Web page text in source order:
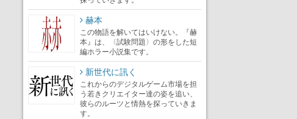
赫本
この物語を解いてはいけない。『赫
本』は、〈試験問題〉の形をした短
編ホラー小説集です。
新世代に訊く
これからのデジタルゲーム市場を担
う若きクリエイター達の姿を追い、
彼らのルーツと情熱を探っていきま
す。